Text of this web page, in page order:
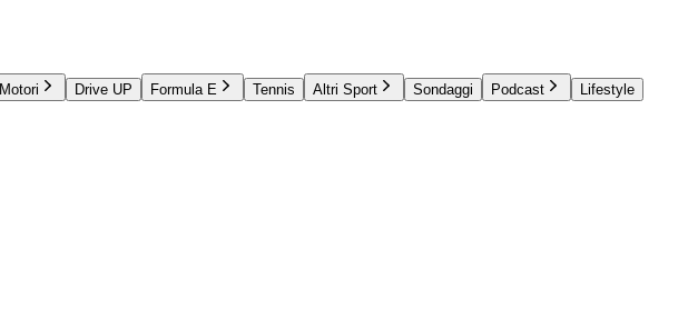
Motori Drive UP Formula E Tennis Altri Sport Sondaggi Podcast
Lifestyle